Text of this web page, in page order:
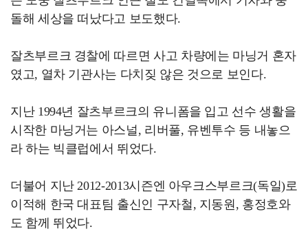
돌해 세상을 떠났다고 보도했다.
잘츠부르크 경찰에 따르면 사고 차량에는 마닝거 혼자
였고, 열차 기관사는 다치짖 않은 것으로 보인다.
지난 1994년 잘츠부르크의 유니폼을 입고 선수 생활을
시작한 마닝거는 아스널, 리버풀, 유벤투수 등 내놓으
라 하는 빅클럽에서 뛰었다.
더불어 지난 2012-2013시즌엔 아우크스부르크(독일)로
이적해 한국 대표팀 출신인 구자철, 지동원, 홍정호와
도 함께 뛰었다.